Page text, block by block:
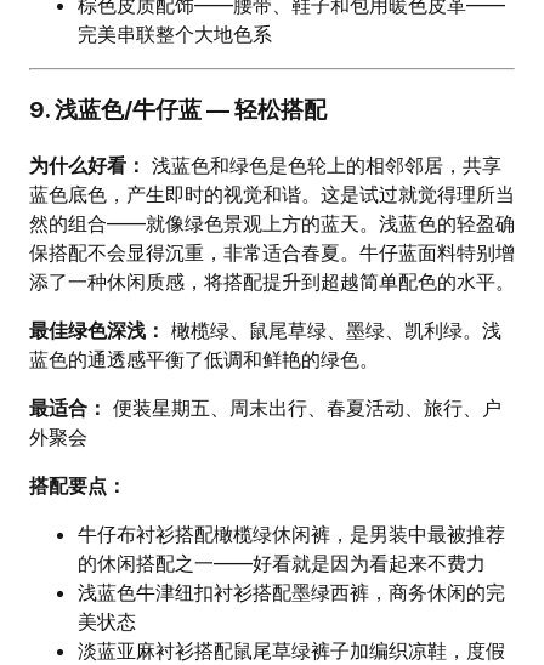
棕色皮质配饰——腰带、鞋子和包用暖色皮革——
完美串联整个大地色系
9. 浅蓝色/牛仔蓝 — 轻松搭配
为什么好看： 浅蓝色和绿色是色轮上的相邻邻居，共享
蓝色底色，产生即时的视觉和谐。这是试过就觉得理所当
然的组合——就像绿色景观上方的蓝天。浅蓝色的轻盈确
保搭配不会显得沉重，非常适合春夏。牛仔蓝面料特别增
添了一种休闲质感，将搭配提升到超越简单配色的水平。
最佳绿色深浅： 橄榄绿、鼠尾草绿、墨绿、凯利绿。浅
蓝色的通透感平衡了低调和鲜艳的绿色。
最适合： 便装星期五、周末出行、春夏活动、旅行、户
外聚会
搭配要点：
牛仔布衬衫搭配橄榄绿休闲裤，是男装中最被推荐
的休闲搭配之一——好看就是因为看起来不费力
浅蓝色牛津纽扣衬衫搭配墨绿西裤，商务休闲的完
美状态
淡蓝亚麻衬衫搭配鼠尾草绿裤子加编织凉鞋，度假